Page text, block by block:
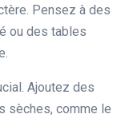
Pensez à des
ou des tables
Ajoutez des
sèches, comme le